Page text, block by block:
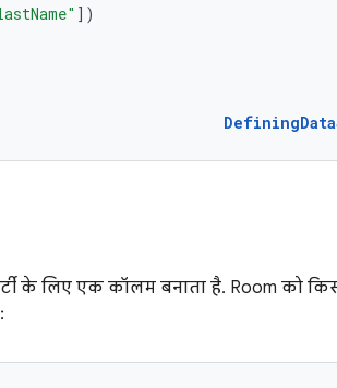
] )
के लिए एक कॉलम बनाता है. Room को